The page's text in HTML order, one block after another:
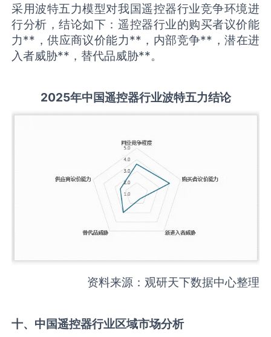
采用波特五力模型对我国遥控器行业竞争环境进
行分析，结论如下：遥控器行业的购买者议价能
力**，供应商议价能力**，内部竞争**，潜在进
入者威胁**，替代品威胁**。
2025年中国遥控器行业波特五力结论
资料来源：观研天下数据中心整理
十、中国遥控器行业区域市场分析